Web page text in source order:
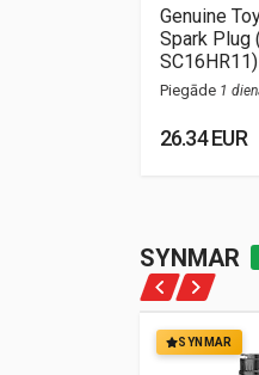
Genuine
Spark Plug
SC16HR11)
Piegāde 1
26.34 EUR
SYNMAR
SYNMAR